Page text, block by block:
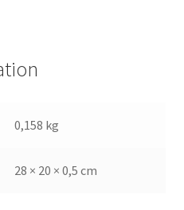
0,158 kg
28 × 20 × 0,5 cm